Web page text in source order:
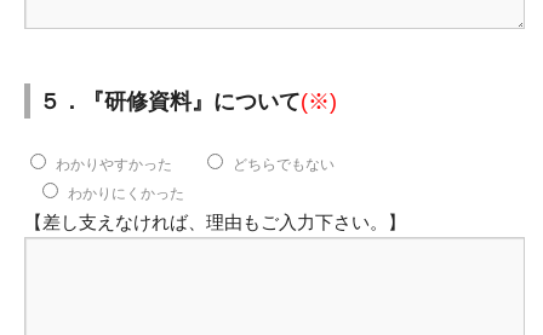
５．『研修資料』について(※)
わかりやすかった
どちらでもない
わかりにくかった
【差し支えなければ、理由もご入力下さい。】